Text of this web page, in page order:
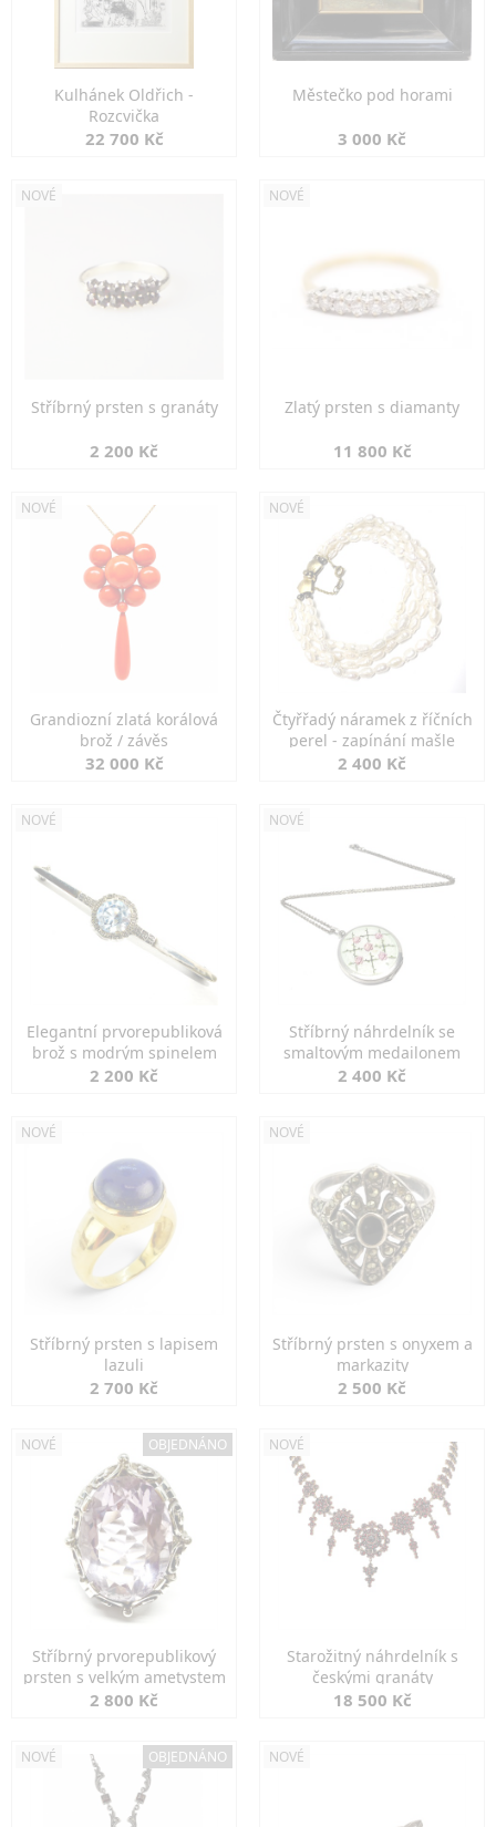
Kulhánek Oldřich -
Rozcvička
22 700 Kč
Městečko pod horami
3 000 Kč
NOVÉ
Stříbrný prsten s granáty
2 200 Kč
NOVÉ
Zlatý prsten s diamanty
11 800 Kč
NOVÉ
Grandiozní zlatá korálová
brož / závěs
32 000 Kč
NOVÉ
Čtyřřadý náramek z říčních
perel - zapínání mašle
2 400 Kč
NOVÉ
Elegantní prvorepubliková
brož s modrým spinelem
2 200 Kč
NOVÉ
Stříbrný náhrdelník se
smaltovým medailonem
2 400 Kč
NOVÉ
Stříbrný prsten s lapisem
lazuli
2 700 Kč
NOVÉ
Stříbrný prsten s onyxem a
markazity
2 500 Kč
NOVÉ OBJEDNÁNO
Stříbrný prvorepublikový
prsten s velkým ametystem
2 800 Kč
NOVÉ
Starožitný náhrdelník s
českými granáty
18 500 Kč
NOVÉ OBJEDNÁNO NOVÉ